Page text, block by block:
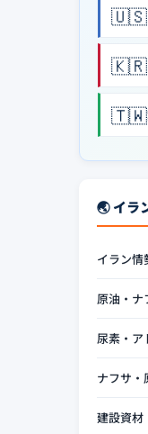
🇺🇸
🇰🇷
🇹🇼
🌏 イラ
イラン情
原油・ナ
尿素・ア
ナフサ・
建設資材